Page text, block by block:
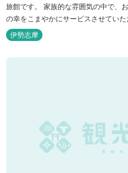
旅館です。 家族的な雰囲気の中で、
の幸をこまやかにサービスさせていた
伊勢志摩